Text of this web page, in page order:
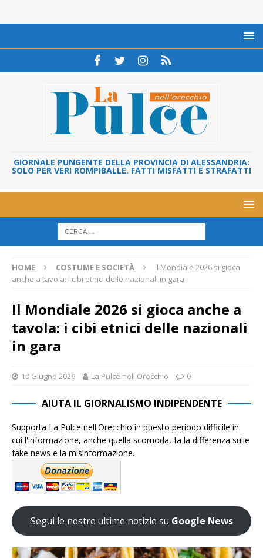
GIORNALE PUNGENTE DELLA PROVINCIA DI ALESSANDRIA:
SOLO PER VERI ROMPIBALLE. FATTI MISFATTI E STRAFATTI
HOME COSTUME E SOCIETÀ
Il Mondiale 2026 si gioca
anche a tavola: i cibi etnici delle nazionali in gara
Il Mondiale 2026 si gioca anche a
tavola: i cibi etnici delle nazionali
in gara
10 Giugno 2026 La Pulce nell'Orecchio 0
AIUTA IL GIORNALISMO INDIPENDENTE
Supporta La Pulce nell'Orecchio in questo periodo difficile in
cui l'informazione, anche quella scomoda, fa la differenza sulle
fake news e la misinformazione.
Segui le nostre ultime notizie su Google News